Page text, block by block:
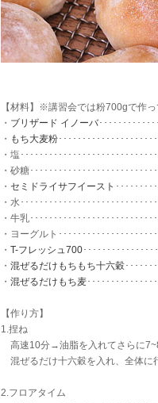
【材料】※講習会では粉700gで作
・ ブリザード イノーバ･･･････････
・ もち大麦粉････････････････････
・塩････････････････････････････
・砂糖･･････････････････････････
・ セミドライサフイースト ････････
・水･･･････････････････････････
・牛乳･･････････････････････････
・ヨーグルト････････････････････
・ T-フレッシュ700･･･････････････
・ 混ぜるだけもちもち十六穀･････
・ 混ぜるだけもち麦･････････････
【作り方】
1.捏ね
高速10分→油脂を入れてさらに
混ぜるだけ十六穀を入れ、全体に
2.フロアタイム